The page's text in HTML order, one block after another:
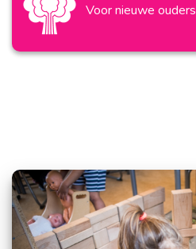
Voor nieuwe ouders